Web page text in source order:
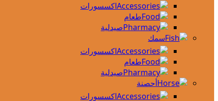
اكسسورات
طعام
صيدلية
سمك
اكسسورات
طعام
صيدلية
أحصنة
اكسسورات